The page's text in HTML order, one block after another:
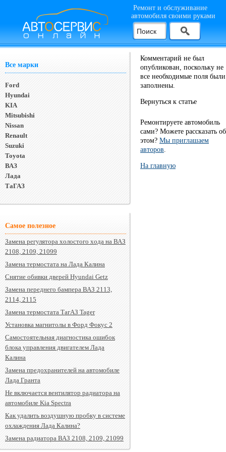
Ремонт и обслуживание
автомобиля своими руками
Все марки
Ford
Hyundai
KIA
Mitsubishi
Nissan
Renault
Suzuki
Toyota
ВАЗ
Лада
ТаГАЗ
Самое полезное
Замена регулятора холостого хода на ВАЗ
2108, 2109, 21099
Замена термостата на Лада Калина
Снятие обивки дверей Hyundai Getz
Замена переднего бампера ВАЗ 2113,
2114, 2115
Замена термостата ТагАЗ Tager
Установка магнитолы в Форд Фокус 2
Самостоятельная диагностика ошибок
блока управления двигателем Лада
Калина
Замена предохранителей на автомобиле
Лада Гранта
Не включается вентилятор радиатора на
автомобиле Kia Spectra
Как удалить воздушную пробку в системе
охлаждения Лада Калина?
Замена радиатора ВАЗ 2108, 2109, 21099
Комментарий не был
опубликован, поскольку не
все необходимые поля были
заполнены.
Вернуться к статье
Ремонтируете автомобиль
сами? Можете рассказать об
этом? Мы приглашаем
авторов.
На главную